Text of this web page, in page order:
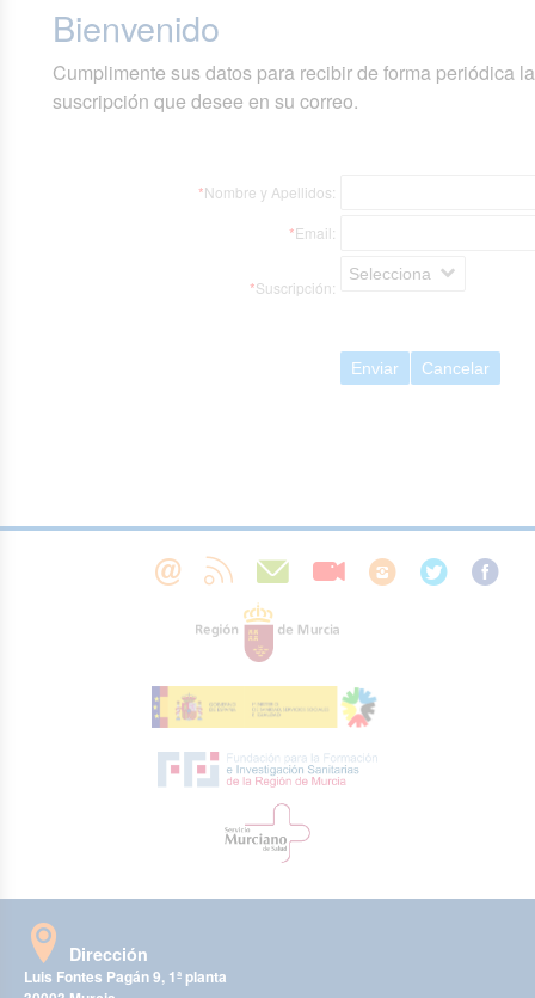
Bienvenido
Cumplimente sus datos para recibir de forma periódica
suscripción que desee en su correo.
*Nombre y Apellidos:
*Email:
*Suscripción:
Selecciona
Enviar Cancelar
Dirección
Luis Fontes Pagán 9, 1ª planta